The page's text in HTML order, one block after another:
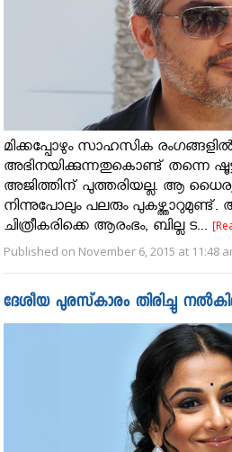
മിക്കപ്പോഴും സാഹസിക രംഗങ്ങളില്‍
അഭിനയിക്കുന്നതുകൊണ്ട് തന്നെ
അജിത്തിന് പുത്തരിയല്ല. ആ
നിന്നുപോലും പലരും
ചിത്രീകരിക്കെ ആരംഭം, ബില്ല ട...
Published on November 6, 2015 at 11:48
ദേശീയ പുരസ്‌കാരം തിരിച്ചു